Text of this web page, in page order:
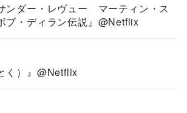
ンダー・レヴュー マーティン・ス
ブ・ディラン伝説』@Netflix
く）』@Netflix